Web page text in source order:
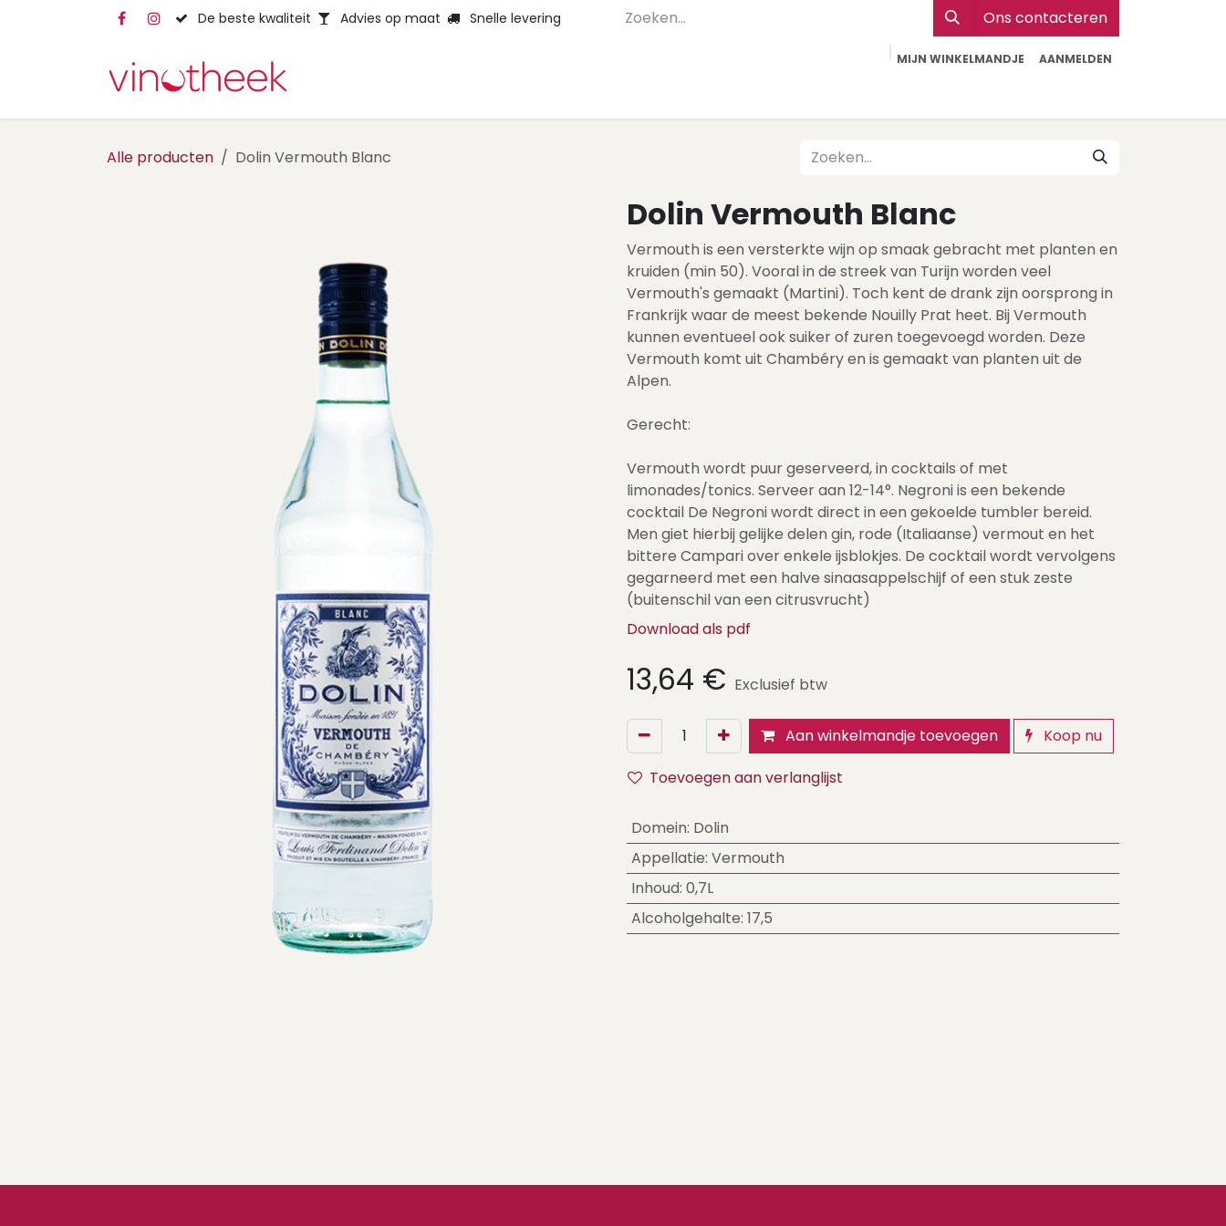
Overslaan naar inhoud De beste kwaliteit Advies op maat Snelle levering Ons contacteren
MIJN WINKELMANDJE AANMELDEN
Alle producten Dolin Vermouth Blanc
Dolin Vermouth Blanc
Vermouth is een versterkte wijn op smaak gebracht met planten en
kruiden (min 50). Vooral in de streek van Turijn worden veel
Vermouth's gemaakt (Martini). Toch kent de drank zijn oorsprong in
Frankrijk waar de meest bekende Nouilly Prat heet. Bij Vermouth
kunnen eventueel ook suiker of zuren toegevoegd worden. Deze
Vermouth komt uit Chambéry en is gemaakt van planten uit de
Alpen.
Gerecht:
Vermouth wordt puur geserveerd, in cocktails of met
limonades/tonics. Serveer aan 12-14°. Negroni is een bekende
cocktail De Negroni wordt direct in een gekoelde tumbler bereid.
Men giet hierbij gelijke delen gin, rode (Italiaanse) vermout en het
bittere Campari over enkele ijsblokjes. De cocktail wordt vervolgens
gegarneerd met een halve sinaasappelschijf of een stuk zeste
(buitenschil van een citrusvrucht)
Download als pdf
13,64 € Exclusief btw
Aan winkelmandje toevoegen
Koop nu
Toevoegen aan verlanglijst
Domein: Dolin
Appellatie: Vermouth
Inhoud: 0,7L
Alcoholgehalte: 17,5